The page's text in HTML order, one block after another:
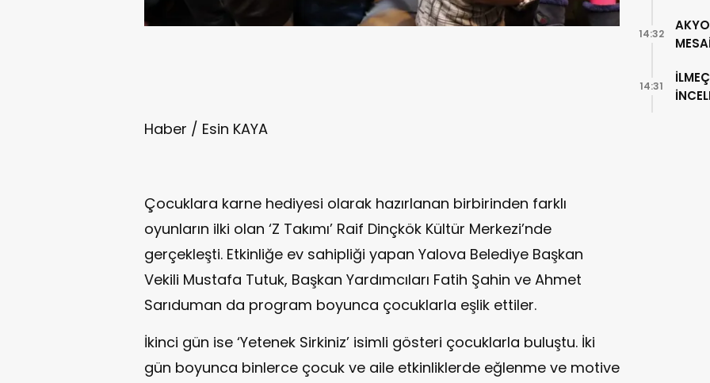
Haber / Esin KAYA
Çocuklara karne hediyesi olarak hazırlanan birbirinden farklı
oyunların ilki olan ‘Z Takımı’ Raif Dinçkök Kültür Merkezi’nde
gerçekleşti. Etkinliğe ev sahipliği yapan Yalova Belediye Başkan
Vekili Mustafa Tutuk, Başkan Yardımcıları Fatih Şahin ve Ahmet
Sarıduman da program boyunca çocuklarla eşlik ettiler.
İkinci gün ise ‘Yetenek Sirkiniz’ isimli gösteri çocuklarla buluştu. İki
gün boyunca binlerce çocuk ve aile etkinliklerde eğlenme ve motive
14:32
14:31